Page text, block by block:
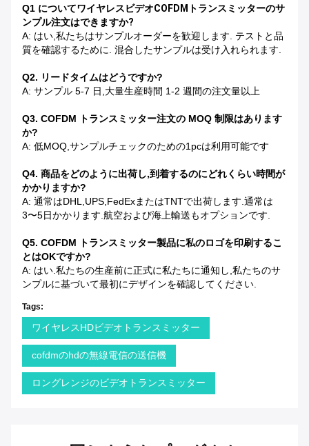
Q1 についてワイヤレスビデオCOFDMトランスミッターのサ
ンプル注文はできますか?
A: はい,私たちはサンプルオーダーを歓迎します. テストと品
質を確認するために. 混合したサンプルは受け入れられます.
Q2. リードタイムはどうですか?
A: サンプル 5-7 日,大量生産時間 1-2 週間の注文量以上
Q3. COFDM トランスミッター注文の MOQ 制限はあります
か?
A: 低MOQ,サンプルチェックのための1pcは利用可能です
Q4. 商品をどのように出荷し,到着するのにどれくらい時間が
かかりますか?
A: 通常はDHL,UPS,FedExまたはTNTで出荷します.通常は
3〜5日かかります.航空および海上輸送もオプションです.
Q5. COFDM トランスミッター製品に私のロゴを印刷するこ
とはOKですか?
A: はい.私たちの生産前に正式に私たちに通知し,私たちのサ
ンプルに基づいて最初にデザインを確認してください.
Tags:
ワイヤレスHDビデオトランスミッター
cofdmのhdの無線電信の送信機
ロングレンジのビデオトランスミッター